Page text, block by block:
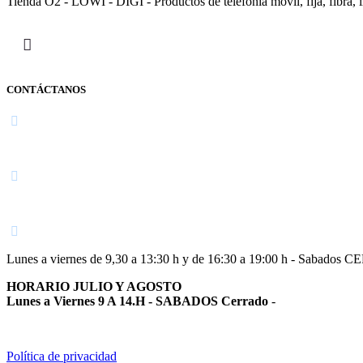
CONTÁCTANOS
Lunes a viernes de 9,30 a 13:30 h y de 16:30 a 19:00 h - Sabados
HORARIO JULIO Y AGOSTO
Lunes a Viernes 9 A 14.H - SABADOS Cerrado -
Política de privacidad